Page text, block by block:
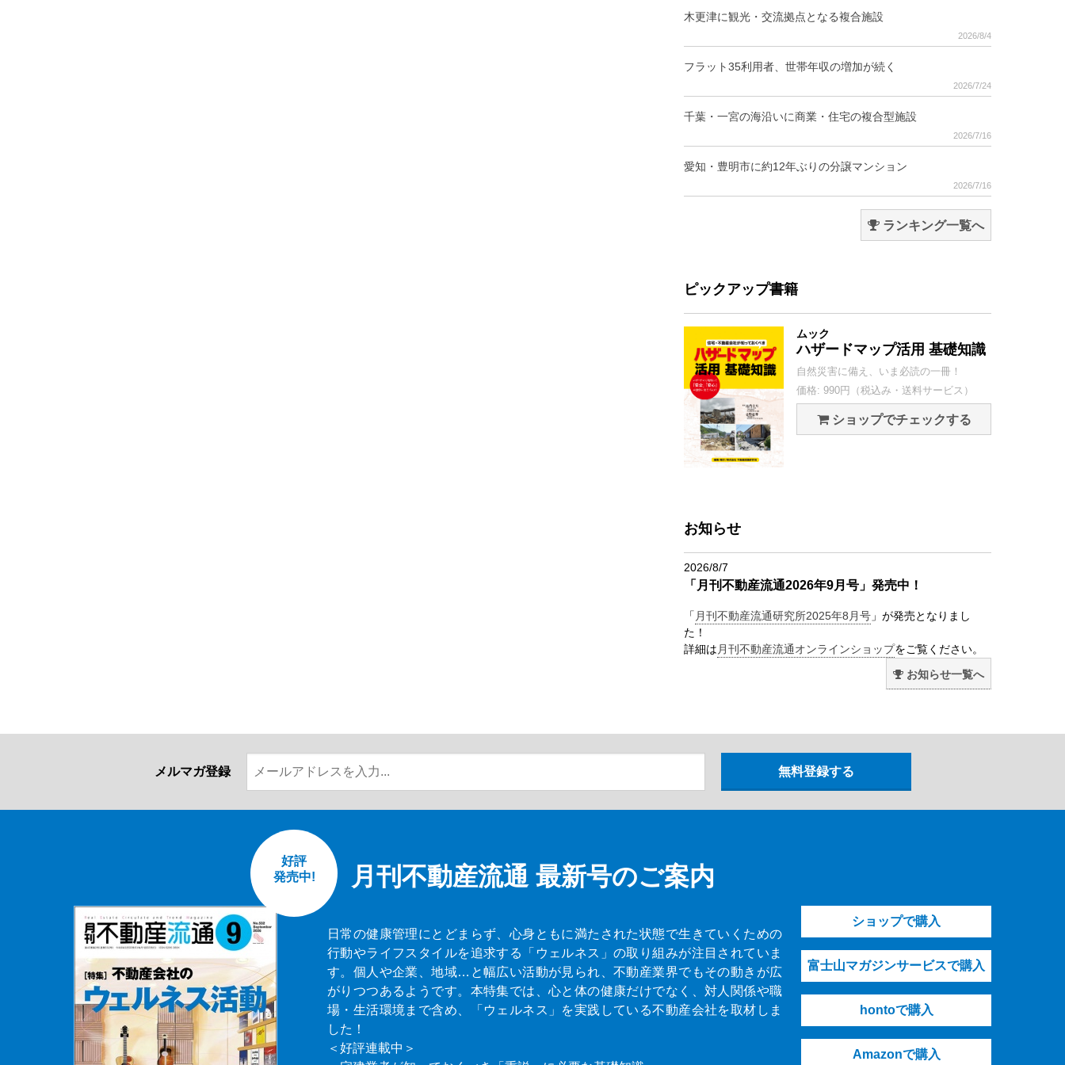
木更津に観光・交流拠点となる複合施設
2026/8/4
フラット35利用者、世帯年収の増加が続く
2026/7/24
千葉・一宮の海沿いに商業・住宅の複合型施設
2026/7/16
愛知・豊明市に約12年ぶりの分譲マンション
2026/7/16
ランキング一覧へ
ピックアップ書籍
ムック
ハザードマップ活用 基礎知識
自然災害に備え、いま必読の一冊！
価格: 990円（税込み・送料サービス）
ショップでチェックする
お知らせ
2026/8/7
「月刊不動産流通2026年9月号」発売中！
「 月刊不動産流通研究所2025年8月号 」が発売となりまし
た！
詳細は 月刊不動産流通オンラインショップをご覧ください。
お知らせ一覧へ
メルマガ登録
月刊不動産流通 最新号のご案内
好評
発売中!
日常の健康管理にとどまらず、心身ともに満たされた状態で生きていくための
行動やライフスタイルを追求する「ウェルネス」の取り組みが注目されていま
す。個人や企業、地域…と幅広い活動が見られ、不動産業界でもその動きが広
がりつつあるようです。本特集では、心と体の健康だけでなく、対人関係や職
場・生活環境まで含め、「ウェルネス」を実践している不動産会社を取材しま
した！
＜好評連載中＞
ショップで購入
富士山マガジンサービスで購入
hontoで購入
Amazonで購入